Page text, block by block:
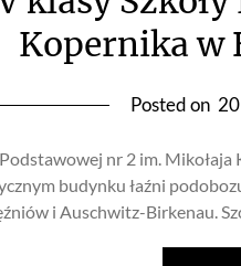
Kopernika w
Posted on
nr 2 im.
budynku łaźni
i Auschwitz-Birkenau.